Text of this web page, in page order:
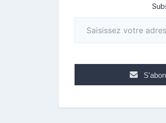
Saisissez votre adresse e-mail…